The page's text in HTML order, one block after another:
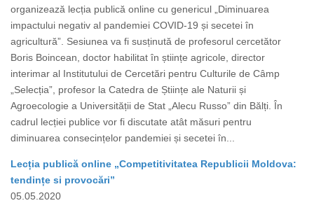
organizează lecția publică online cu genericul „Diminuarea
impactului negativ al pandemiei COVID-19 și secetei în
agricultură”. Sesiunea va fi susținută de profesorul cercetător
Boris Boincean, doctor habilitat în științe agricole, director
interimar al Institutului de Cercetări pentru Culturile de Câmp
„Selecția”, profesor la Catedra de Științe ale Naturii și
Agroecologie a Universității de Stat „Alecu Russo” din Bălți. În
cadrul lecției publice vor fi discutate atât măsuri pentru
diminuarea consecințelor pandemiei și secetei în...
Lecția publică online „Competitivitatea Republicii Moldova:
tendințe si provocări”
05.05.2020